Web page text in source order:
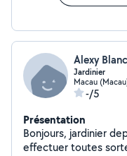
Alexy
Jardinier
Macau
-/5
Présentation
Bonjours, jardinier
effectuer toutes